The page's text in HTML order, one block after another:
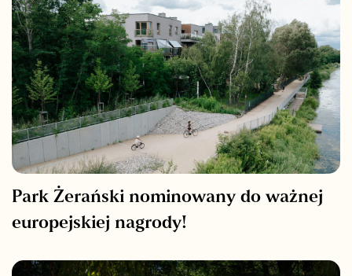
Park Żerański nominowany do ważnej
europejskiej nagrody!